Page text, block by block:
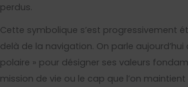
perdus.
Cette symbolique s’est progressivement
delà de la navigation. On parle aujourd’hui
polaire » pour désigner ses valeurs
mission de vie ou le cap que l’on